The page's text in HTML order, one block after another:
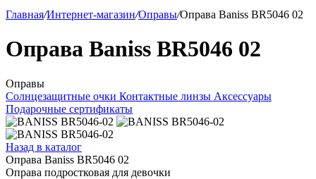
Главная/Интернет-магазин/Оправы/Оправа Baniss BR5046 02
Оправа Baniss BR5046 02
Оправы
Солнцезащитные очки Контактные линзы Аксессуары
Подарочные сертификаты
Назад в каталог
Оправа Baniss BR5046 02
Оправа подростковая для девочки